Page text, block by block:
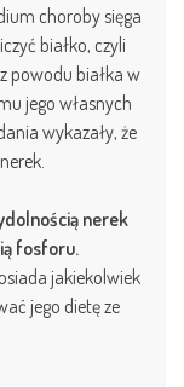
choroby sięga
białko, czyli
powodu białka w
jego własnych
wykazały, że
nerek
fosforu.
jakiekolwiek
jego dietę ze